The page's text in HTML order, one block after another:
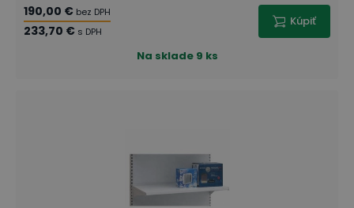
190,00 € bez DPH
233,70 € s DPH
Kúpiť
Na sklade 9 ks